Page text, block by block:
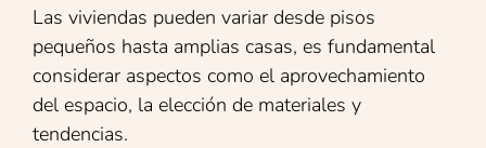
Las viviendas pueden variar desde pisos
pequeños hasta amplias casas, es fundamental
considerar aspectos como el aprovechamiento
del espacio, la elección de materiales y
tendencias.